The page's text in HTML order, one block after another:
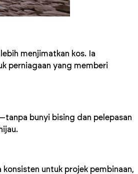
menjimatkan kos. Ia
perniagaan yang memberi
bunyi bising dan pelepasan
untuk projek pembinaan,